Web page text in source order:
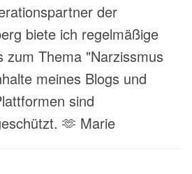
der
biete ich regelmäßige
zum Thema "Narzissmus
meines Blogs und
sind
🫶 Marie